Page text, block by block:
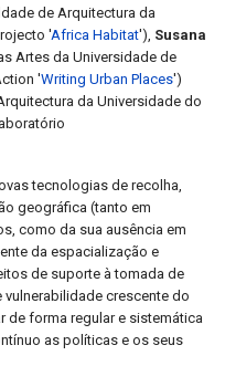
de Arquitectura da
'Africa Habitat'), Susana
Artes da Universidade de
'Writing Urban Places')
da Universidade do
tecnologias de recolha,
geográfica (tanto em
como da sua ausência em
da espacialização e
de suporte à tomada de
crescente do
de forma regular e sistemática
as políticas e os seus